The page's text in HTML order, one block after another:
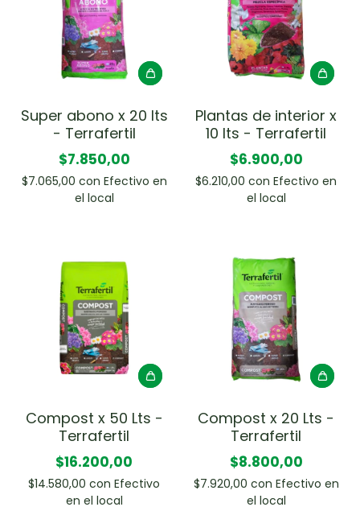
Super abono x 20 lts
- Terrafertil
$7.850,00
$7.065,00 con Efectivo en
el local
Plantas de interior x
10 lts - Terrafertil
$6.900,00
$6.210,00 con Efectivo en
el local
Compost x 50 Lts -
Terrafertil
$16.200,00
$14.580,00 con Efectivo
en el local
Compost x 20 Lts -
Terrafertil
$8.800,00
$7.920,00 con Efectivo en
el local